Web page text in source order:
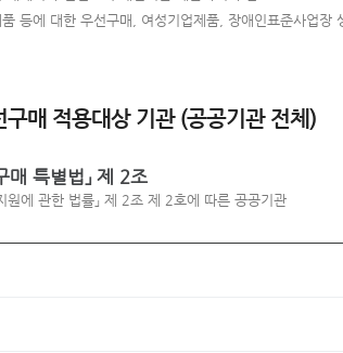
등에 대한 우선구매, 여성기업제품, 장애인표준사업장
매 적용대상 기관 (공공기관 전체)
매 특별법」 제 2조
원에 관한 법률」 제 2조 제 2호에 따른 공공기관